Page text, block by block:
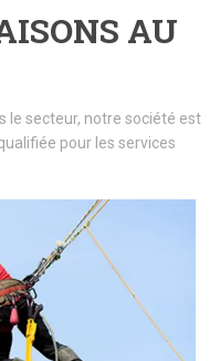
AU
le secteur, notre société est
pour les services